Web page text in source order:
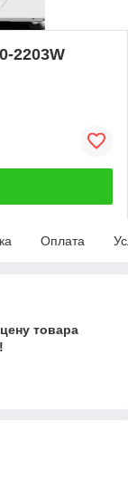
2203W
Оплата
товара